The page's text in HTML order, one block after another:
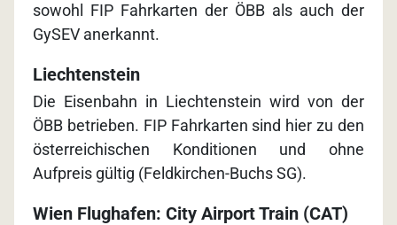
sowohl FIP Fahrkarten der ÖBB als auch der
GySEV anerkannt.
Liechtenstein
Die Eisenbahn in Liechtenstein wird von der
ÖBB betrieben. FIP Fahrkarten sind hier zu den
österreichischen Konditionen und ohne
Aufpreis gültig (Feldkirchen-Buchs SG).
Wien Flughafen: City Airport Train (CAT)